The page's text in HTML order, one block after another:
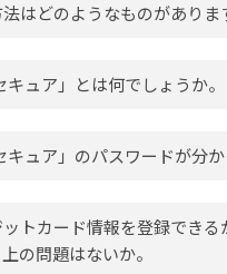
はどのようなものがありま
キュア」とは何でしょうか。
キュア」のパスワードが分か
ットカード情報を登録できる
の問題はないか。